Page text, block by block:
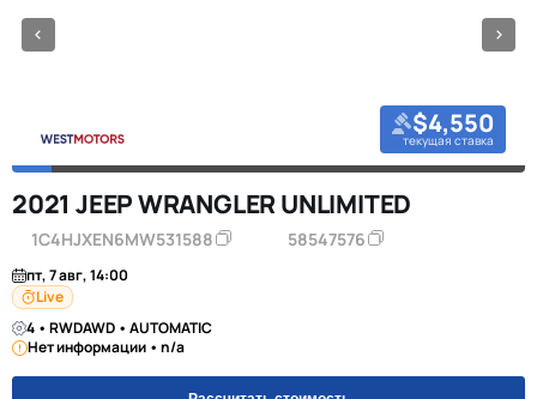
$4,550
текущая ставка
2021 JEEP WRANGLER UNLIMITED
1C4HJXEN6MW531588 58547576
пт, 7 авг, 14:00
Live
4 • RWDAWD • AUTOMATIC
Нет информации • n/a